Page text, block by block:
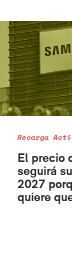
Recarga
El precio
seguirá
2027
quiere